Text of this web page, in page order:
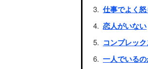
仕事でよく
恋人がいない
コンプレッ
一人でいる